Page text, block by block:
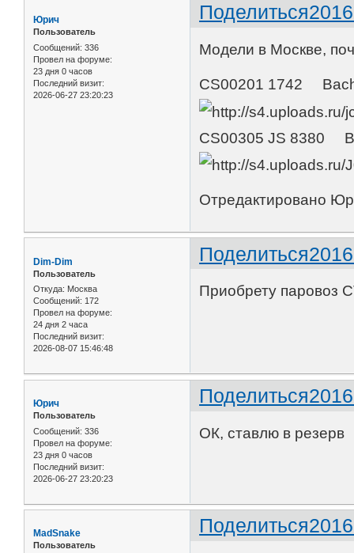
Поделиться
Юрич
Пользователь
Сообщений: 336
Провел на форуме:
23 дня 0 часов
Последний визит:
2026-06-27 23:20:23
Модели в Москве,
CS00201 1742
CS00305 JS 8380
Отредактировано
Поделиться
Dim-Dim
Пользователь
Откуда: Москва
Сообщений: 172
Провел на форуме:
24 дня 2 часа
Последний визит:
2026-08-07 15:46:48
Приобрету паровоз
Поделиться
Юрич
Пользователь
Сообщений: 336
Провел на форуме:
23 дня 0 часов
Последний визит:
2026-06-27 23:20:23
ОК, ставлю в резерв
Поделиться
MadSnake
Пользователь